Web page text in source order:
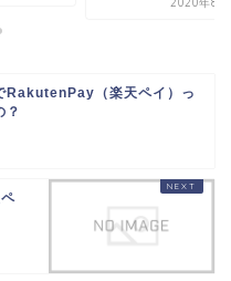
RakutenPay（楽天ペイ）っ
？